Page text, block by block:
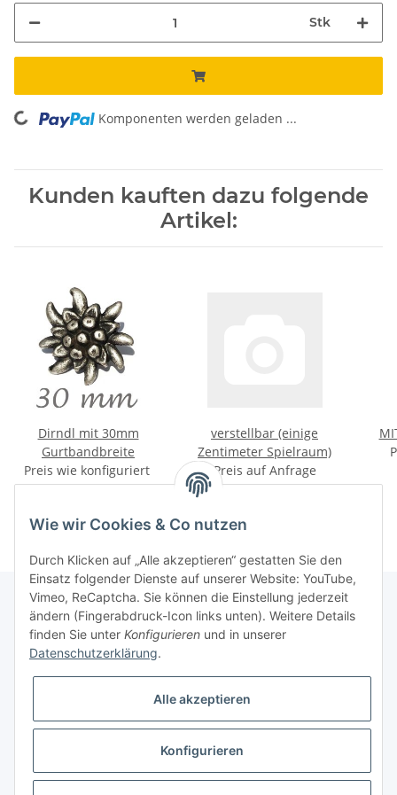
Stk
Loading... Komponenten werden geladen ...
Kunden kauften dazu folgende
Artikel:
Dirndl mit 30mm
Gurtbandbreite
Preis wie konfiguriert
verstellbar (einige
Zentimeter Spielraum)
Preis auf Anfrage
Informationen
Galerie
* Keine Ausweisung der Mehrwertsteuer gemäß Klein-Unternehmer-Regelung.,
Wie wir Cookies & Co nutzen
Durch Klicken auf „Alle akzeptieren“ gestatten Sie den
Einsatz folgender Dienste auf unserer Website: YouTube,
Vimeo, ReCaptcha. Sie können die Einstellung jederzeit
ändern (Fingerabdruck-Icon links unten). Weitere Details
finden Sie unter Konfigurieren und in unserer
Datenschutzerklärung.
Alle akzeptieren
Konfigurieren